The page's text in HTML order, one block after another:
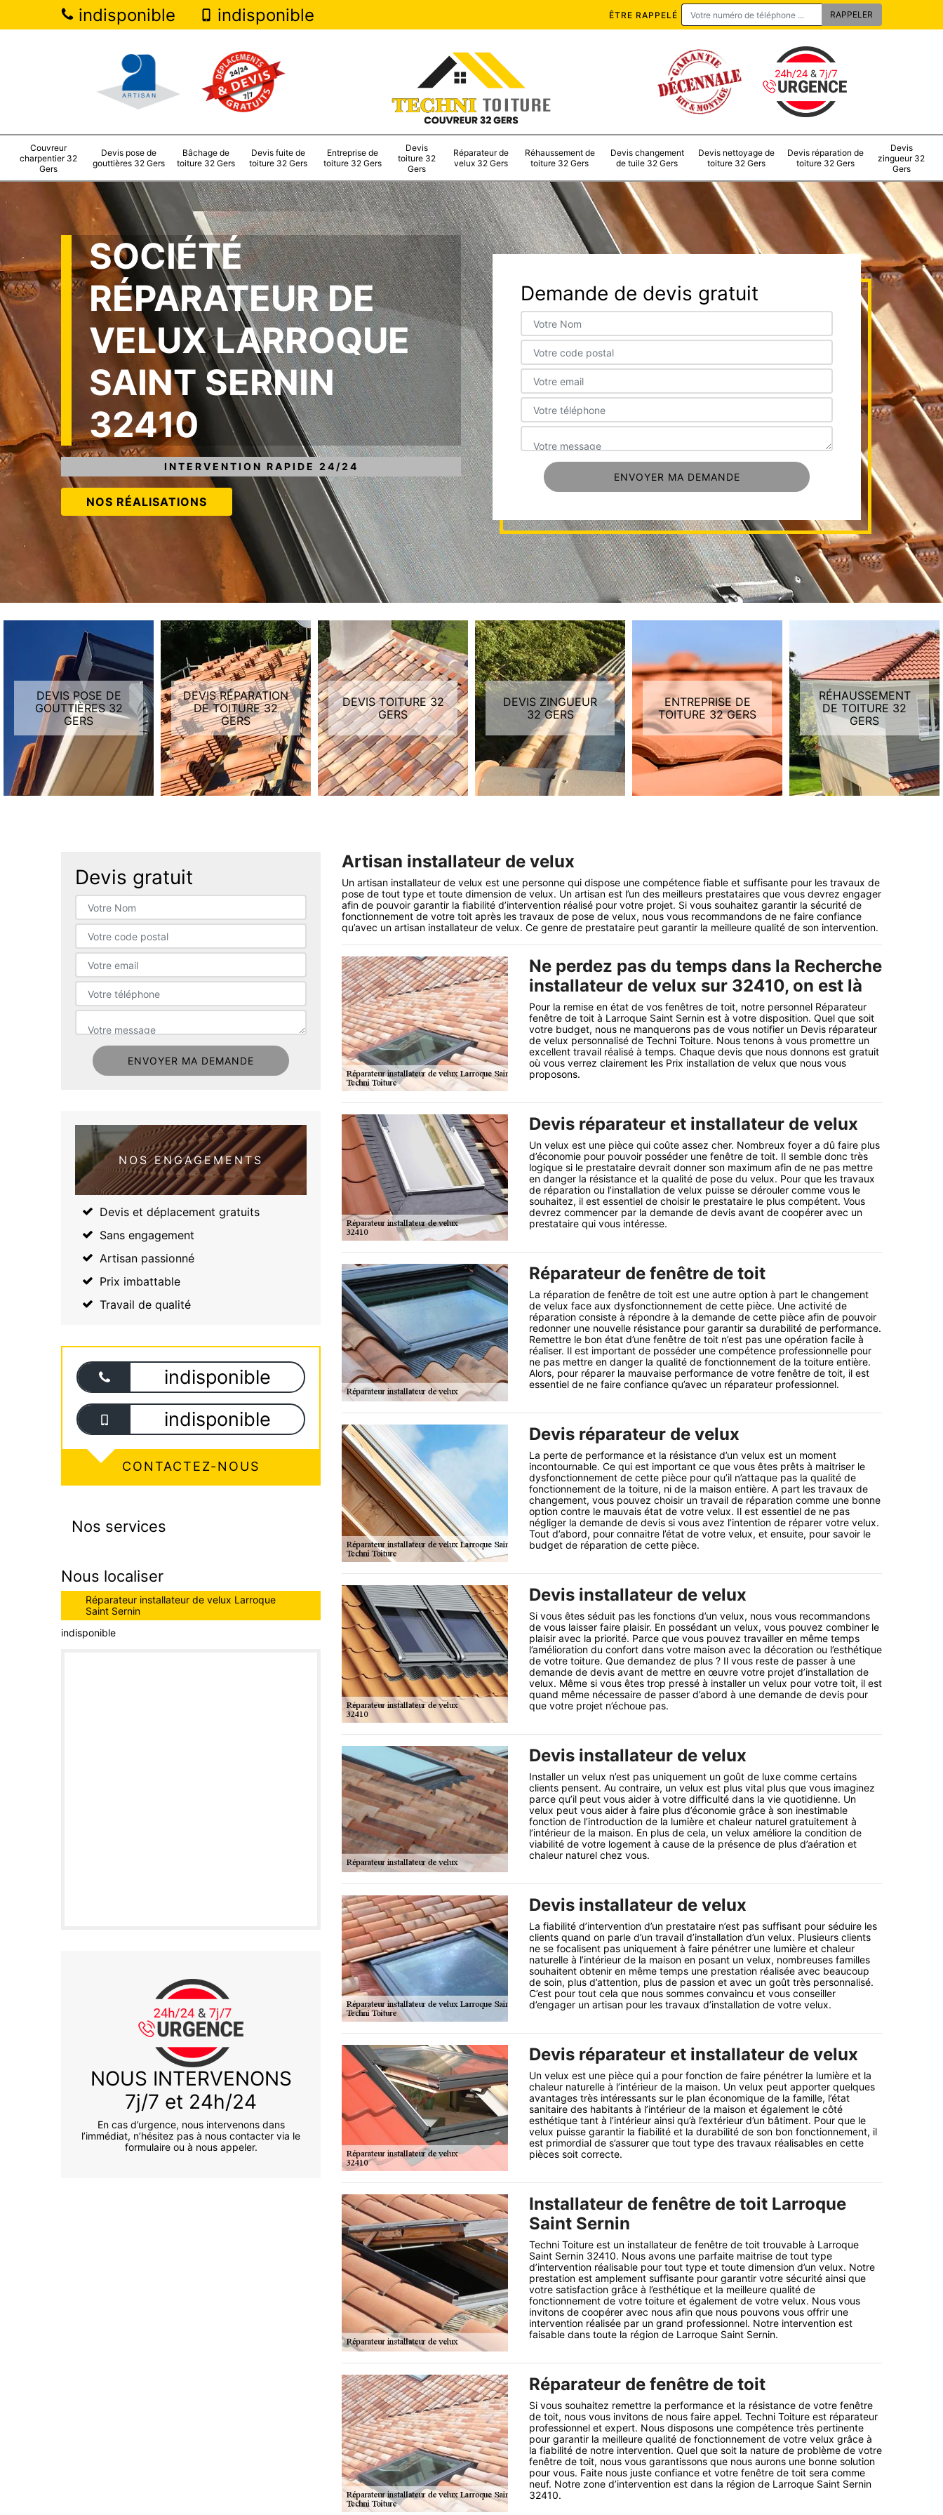
indisponible indisponible ÊTRE RAPPELÉ
Couvreur
charpentier 32
Gers
Devis pose de
gouttières 32 Gers
Bâchage de
toiture 32 Gers
Devis fuite de
toiture 32 Gers
Entreprise de
toiture 32 Gers
Devis
toiture 32
Gers
Réparateur de
velux 32 Gers
Réhaussement de
toiture 32 Gers
Devis changement
de tuile 32 Gers
Devis nettoyage de
toiture 32 Gers
Devis réparation de
toiture 32 Gers
Devis
zingueur 32
Gers
SOCIÉTÉ
RÉPARATEUR DE
VELUX LARROQUE
SAINT SERNIN
32410
INTERVENTION RAPIDE 24/24
NOS RÉALISATIONS
Demande de devis gratuit
DEVIS POSE DE
GOUTTIÈRES 32
GERS
DEVIS RÉPARATION
DE TOITURE 32
GERS
DEVIS TOITURE 32
GERS
DEVIS ZINGUEUR
32 GERS
ENTREPRISE DE
TOITURE 32 GERS
RÉHAUSSEMENT
DE TOITURE 32
GERS
Devis gratuit
NOS ENGAGEMENTS
Devis et déplacement gratuits
Sans engagement
Artisan passionné
Prix imbattable
Travail de qualité
indisponible
indisponible
CONTACTEZ-NOUS
Nos services
Nous localiser
Réparateur installateur de velux Larroque
Saint Sernin
indisponible
NOUS INTERVENONS
7j/7 et 24h/24
En cas d’urgence, nous intervenons dans
l’immédiat, n’hésitez pas à nous contacter via le
formulaire ou à nous appeler.
Artisan installateur de velux
Un artisan installateur de velux est une personne qui dispose une compétence fiable et suffisante pour les travaux de
pose de tout type et toute dimension de velux. Un artisan est l’un des meilleurs prestataires que vous devrez engager
afin de pouvoir garantir la fiabilité d’intervention réalisé pour votre projet. Si vous souhaitez garantir la sécurité de
fonctionnement de votre toit après les travaux de pose de velux, nous vous recommandons de ne faire confiance
qu’avec un artisan installateur de velux. Ce genre de prestataire peut garantir la meilleure qualité de son intervention.
Ne perdez pas du temps dans la Recherche
installateur de velux sur 32410, on est là
Pour la remise en état de vos fenêtres de toit, notre personnel Réparateur
fenêtre de toit à Larroque Saint Sernin est à votre disposition. Quel que soit
votre budget, nous ne manquerons pas de vous notifier un Devis réparateur
de velux personnalisé de Techni Toiture. Nous tenons à vous promettre un
excellent travail réalisé à temps. Chaque devis que nous donnons est gratuit
où vous verrez clairement les Prix installation de velux que nous vous
proposons.
Devis réparateur et installateur de velux
Un velux est une pièce qui coûte assez cher. Nombreux foyer a dû faire plus
d’économie pour pouvoir posséder une fenêtre de toit. Il semble donc très
logique si le prestataire devrait donner son maximum afin de ne pas mettre
en danger la résistance et la qualité de pose du velux. Pour que les travaux
de réparation ou l’installation de velux puisse se dérouler comme vous le
souhaitez, il est essentiel de choisir le prestataire le plus compétent. Vous
devrez commencer par la demande de devis avant de coopérer avec un
prestataire qui vous intéresse.
Réparateur de fenêtre de toit
La réparation de fenêtre de toit est une autre option à part le changement
de velux face aux dysfonctionnement de cette pièce. Une activité de
réparation consiste à répondre à la demande de cette pièce afin de pouvoir
redonner une nouvelle résistance pour garantir sa durabilité de performance.
Remettre le bon état d’une fenêtre de toit n’est pas une opération facile à
réaliser. Il est important de posséder une compétence professionnelle pour
ne pas mettre en danger la qualité de fonctionnement de la toiture entière.
Alors, pour réparer la mauvaise performance de votre fenêtre de toit, il est
essentiel de ne faire confiance qu’avec un réparateur professionnel.
Devis réparateur de velux
La perte de performance et la résistance d’un velux est un moment
incontournable. Ce qui est important ce que vous êtes prêts à maitriser le
dysfonctionnement de cette pièce pour qu’il n’attaque pas la qualité de
fonctionnement de la toiture, ni de la maison entière. A part les travaux de
changement, vous pouvez choisir un travail de réparation comme une bonne
option contre le mauvais état de votre velux. Il est essentiel de ne pas
négliger la demande de devis si vous avez l’intention de réparer votre velux.
Tout d’abord, pour connaitre l’état de votre velux, et ensuite, pour savoir le
budget de réparation de cette pièce.
Devis installateur de velux
Si vous êtes séduit pas les fonctions d’un velux, nous vous recommandons
de vous laisser faire plaisir. En possédant un velux, vous pouvez combiner le
plaisir avec la priorité. Parce que vous pouvez travailler en même temps
l’amélioration du confort dans votre maison avec la décoration ou l’esthétique
de votre toiture. Que demandez de plus ? Il vous reste de passer à une
demande de devis avant de mettre en œuvre votre projet d’installation de
velux. Même si vous êtes trop pressé à installer un velux pour votre toit, il est
quand même nécessaire de passer d’abord à une demande de devis pour
que votre projet n’échoue pas.
Devis installateur de velux
Installer un velux n’est pas uniquement un goût de luxe comme certains
clients pensent. Au contraire, un velux est plus vital plus que vous imaginez
parce qu’il peut vous aider à votre difficulté dans la vie quotidienne. Un
velux peut vous aider à faire plus d’économie grâce à son inestimable
fonction de l’introduction de la lumière et chaleur naturel gratuitement à
l’intérieur de la maison. En plus de cela, un velux améliore la condition de
viabilité de votre logement à cause de la présence de plus d’aération et
chaleur naturel chez vous.
Devis installateur de velux
La fiabilité d’intervention d’un prestataire n’est pas suffisant pour séduire les
clients quand on parle d’un travail d’installation d’un velux. Plusieurs clients
ne se focalisent pas uniquement à faire pénétrer une lumière et chaleur
naturelle à l’intérieur de la maison en posant un velux, nombreuses familles
souhaitent obtenir en même temps une prestation réalisée avec beaucoup
de soin, plus d’attention, plus de passion et avec un goût très personnalisé.
C’est pour tout cela que nous sommes convaincu et vous conseiller
d’engager un artisan pour les travaux d’installation de votre velux.
Devis réparateur et installateur de velux
Un velux est une pièce qui a pour fonction de faire pénétrer la lumière et la
chaleur naturelle à l’intérieur de la maison. Un velux peut apporter quelques
avantages très intéressants sur le plan économique de la famille, l’état
sanitaire des habitants à l’intérieur de la maison et également le côté
esthétique tant à l’intérieur ainsi qu’à l’extérieur d’un bâtiment. Pour que le
velux puisse garantir la fiabilité et la durabilité de son bon fonctionnement, il
est primordial de s’assurer que tout type des travaux réalisables en cette
pièces soit correcte.
Installateur de fenêtre de toit Larroque
Saint Sernin
Techni Toiture est un installateur de fenêtre de toit trouvable à Larroque
Saint Sernin 32410. Nous avons une parfaite maitrise de tout type
d’intervention réalisable pour tout type et toute dimension d’un velux. Notre
prestation est amplement suffisante pour garantir votre sécurité ainsi que
votre satisfaction grâce à l’esthétique et la meilleure qualité de
fonctionnement de votre toiture et également de votre velux. Nous vous
invitons de coopérer avec nous afin que nous pouvons vous offrir une
intervention réalisée par un grand professionnel. Notre intervention est
faisable dans toute la région de Larroque Saint Sernin.
Réparateur de fenêtre de toit
Si vous souhaitez remettre la performance et la résistance de votre fenêtre
de toit, nous vous invitons de nous faire appel. Techni Toiture est réparateur
professionnel et expert. Nous disposons une compétence très pertinente
pour garantir la meilleure qualité de fonctionnement de votre velux grâce à
la fiabilité de notre intervention. Quel que soit la nature de problème de votre
fenêtre de toit, nous vous garantissons que nous aurons une bonne solution
pour vous. Faite nous juste confiance et votre fenêtre de toit sera comme
neuf. Notre zone d’intervention est dans la région de Larroque Saint Sernin
32410.